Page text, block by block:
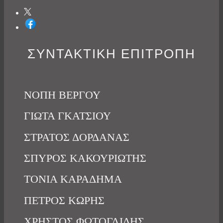
ΣΥΝΤΑΚΤΙΚΗ ΕΠΙΤΡΟΠΗ
ΝΟΠΗ ΒΕΡΓΟΥ
ΓΙΩΤΑ ΓΚΑΤΣΙΟΥ
ΣΤΡΑΤΟΣ ΔΟΡΔΑΝΑΣ
ΣΠΥΡΟΣ ΚΑΚΟΥΡΙΩΤΗΣ
ΤΟΝΙΑ ΚΑΡΑΔΗΜΑ
ΠΕΤΡΟΣ ΚΩΡΗΣ